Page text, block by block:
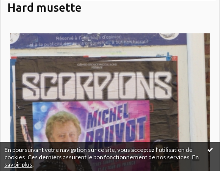
En poursuivant votre navigation sur ce site, vous acceptez l'utilisation de
cookies. Ces derniers assurent le bon fonctionnement de nos services. En
savoir plus
Hard musette